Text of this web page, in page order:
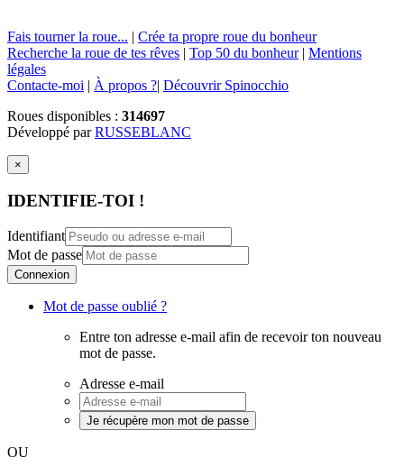
Fais tourner la roue... | Crée ta propre roue du bonheur
Recherche la roue de tes rêves | Top 50 du bonheur| Mentions
légales
Contacte-moi | À propos ?| Découvrir Spinocchio
Roues disponibles : 314697
Développé parRUSSEBLANC
×
IDENTIFIE-TOI !
Identifiant
Mot de passe
Connexion
Mot de passe oublié ?
Entre ton adresse e-mail afin de recevoir ton nouveau
mot de passe.
Adresse e-mail
Je récupère mon mot de passe
OU